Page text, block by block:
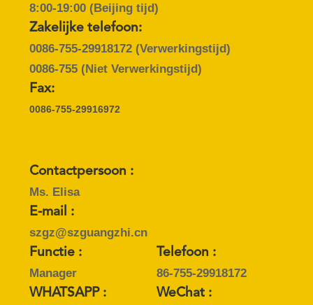
8:00-19:00 (Beijing tijd)
Zakelijke telefoon:
0086-755-29918172(Verwerkingstijd)
0086-755(Niet Verwerkingstijd)
Fax:
0086-755-29916972
Contactpersoon :
Ms. Elisa
E-mail :
szgz@szguangzhi.cn
Functie :
Manager
Telefoon :
86-755-29918172
WHATSAPP :
WeChat :